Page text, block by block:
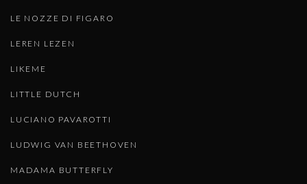
LE NOZZE DI FIGARO
LEREN LEZEN
LIKEME
LITTLE DUTCH
LUCIANO PAVAROTTI
LUDWIG VAN BEETHOVEN
MADAMA BUTTERFLY